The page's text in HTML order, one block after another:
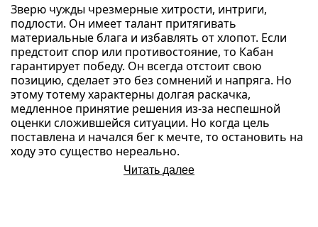
Зверю чужды чрезмерные хитрости, интриги,
подлости. Он имеет талант притягивать
материальные блага и избавлять от хлопот. Если
предстоит спор или противостояние, то Кабан
гарантирует победу. Он всегда отстоит свою
позицию, сделает это без сомнений и напряга. Но
этому тотему характерны долгая раскачка,
медленное принятие решения из-за неспешной
оценки сложившейся ситуации. Но когда цель
поставлена и начался бег к мечте, то остановить на
ходу это существо нереально.
Читать далее